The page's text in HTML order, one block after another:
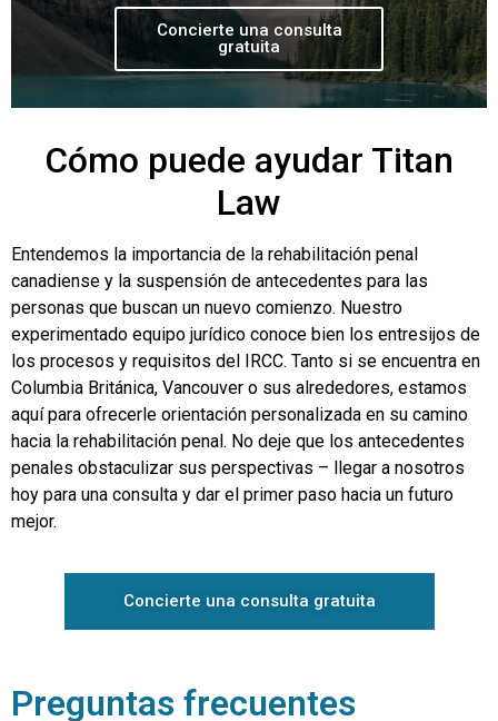
Concierte una consulta
gratuita
Cómo puede ayudar Titan
Law
Entendemos la importancia de la rehabilitación penal
canadiense y la suspensión de antecedentes para las
personas que buscan un nuevo comienzo. Nuestro
experimentado equipo jurídico conoce bien los entresijos de
los procesos y requisitos del IRCC. Tanto si se encuentra en
Columbia Británica, Vancouver o sus alrededores, estamos
aquí para ofrecerle orientación personalizada en su camino
hacia la rehabilitación penal. No deje que los antecedentes
penales obstaculizar sus perspectivas – llegar a nosotros
hoy para una consulta y dar el primer paso hacia un futuro
mejor.
Concierte una consulta gratuita
Preguntas frecuentes